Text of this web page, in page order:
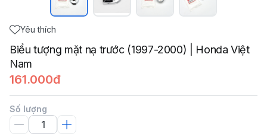
Yêu thích
Biểu tượng mặt nạ trước (1997-2000) | Honda Việt
Nam
161.000đ
Số lượng